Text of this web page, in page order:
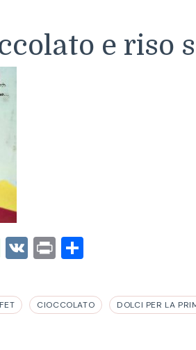
e riso
WhatsApp
VK Print
CIOCCOLATO DOLCI PER LA